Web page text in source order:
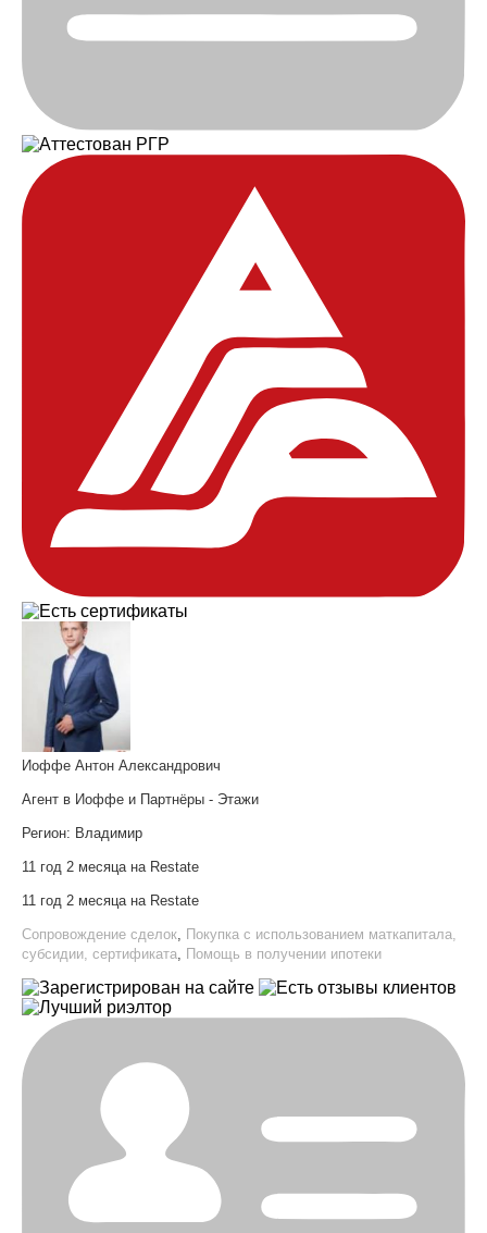
Иоффе Антон Александрович
Агент в Иоффе и Партнёры - Этажи
Регион: Владимир
11 год 2 месяца на Restate
11 год 2 месяца на Restate
Сопровождение сделок
Покупка с использованием маткапитала,
субсидии, сертификата
Помощь в получении ипотеки